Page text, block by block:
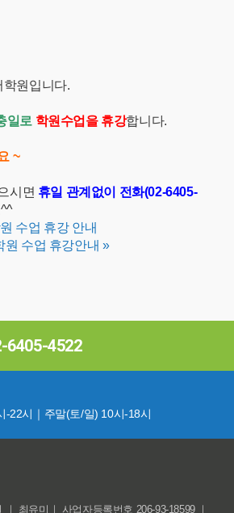
원입니다.
일로 학원수업을 휴강합니다.
~
시면 휴일 관계없이 전화(02-6405-
수업 휴강 안내
원 수업 휴강안내 »
6405-4522
-22시｜주말(토/일) 10시-18시
최유미｜ 사업자등록번호 206-93-18599 ｜